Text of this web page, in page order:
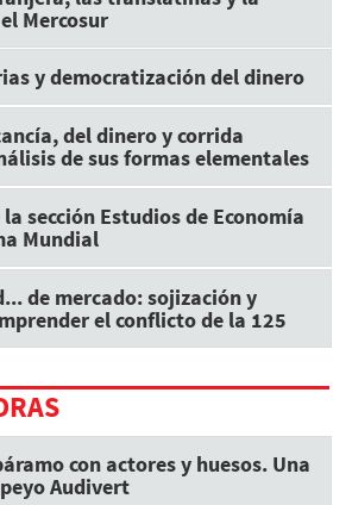
Mercosur
y democratización del dinero
del dinero y corrida
de sus formas elementales
sección Estudios de Economía
Mundial
de mercado: sojización y
el conflicto de la 125
con actores y huesos. Una
Audivert